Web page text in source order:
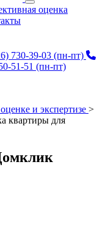
оценка
730-39-03 (пн-пт)
51-51 (пн-пт)
и экспертизе >
квартиры для